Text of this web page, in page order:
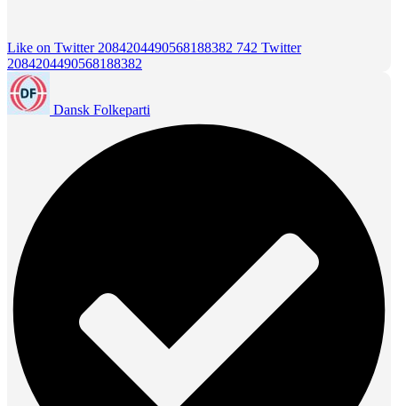
Like on Twitter 2084204490568188382 742 Twitter
2084204490568188382
Dansk Folkeparti